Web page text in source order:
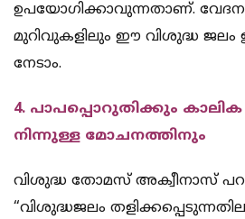
ഉപയോഗിക്കാവുന്നതാണ്.
മുറിവുകളിലും ഈ വിശുദ്ധ ജലം
നേടാം.
4. പാപപ്പൊറുതിക്കും
നിന്നുള്ള മോചനത്തിനും
വിശുദ്ധ തോമസ് അക്വീനാസ്
“വിശുദ്ധജലം